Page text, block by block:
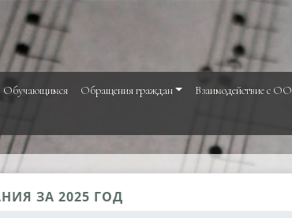
Обучающимся Обращения граждан Взаимодействие с ОО
ЗА 2025 ГОД